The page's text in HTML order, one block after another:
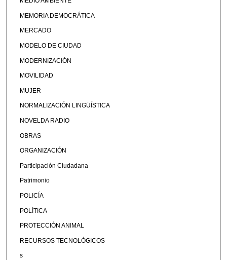
MEMORIA DEMOCRÁTICA
MERCADO
MODELO DE CIUDAD
MODERNIZACIÓN
MOVILIDAD
MUJER
NORMALIZACIÓN LINGÜÍSTICA
NOVELDA RADIO
OBRAS
ORGANIZACIÓN
Participación Ciudadana
Patrimonio
POLICÍA
POLÍTICA
PROTECCIÓN ANIMAL
RECURSOS TECNOLÓGICOS
s